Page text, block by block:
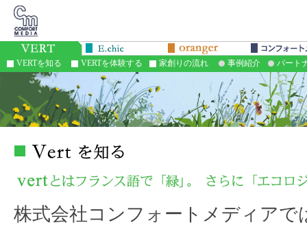
VERTを知る VERTを体験する 家創りの流れ 事例紹介 パート
株式会社コンフォートメディアで